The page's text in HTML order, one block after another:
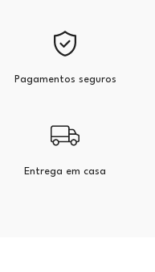
Pagamentos seguros
Entrega em casa